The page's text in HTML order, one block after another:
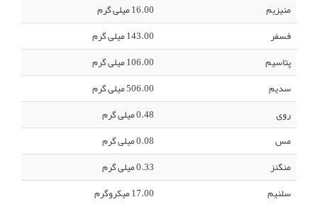
منیزیم
16.00 میلی گرم
فسفر
143.00 میلی گرم
پتاسیم
106.00 میلی گرم
سدیم
506.00 میلی گرم
روی
0.48 میلی گرم
مس
0.08 میلی گرم
منگنز
0.33 میلی گرم
سلنیم
17.00 میکروگرم